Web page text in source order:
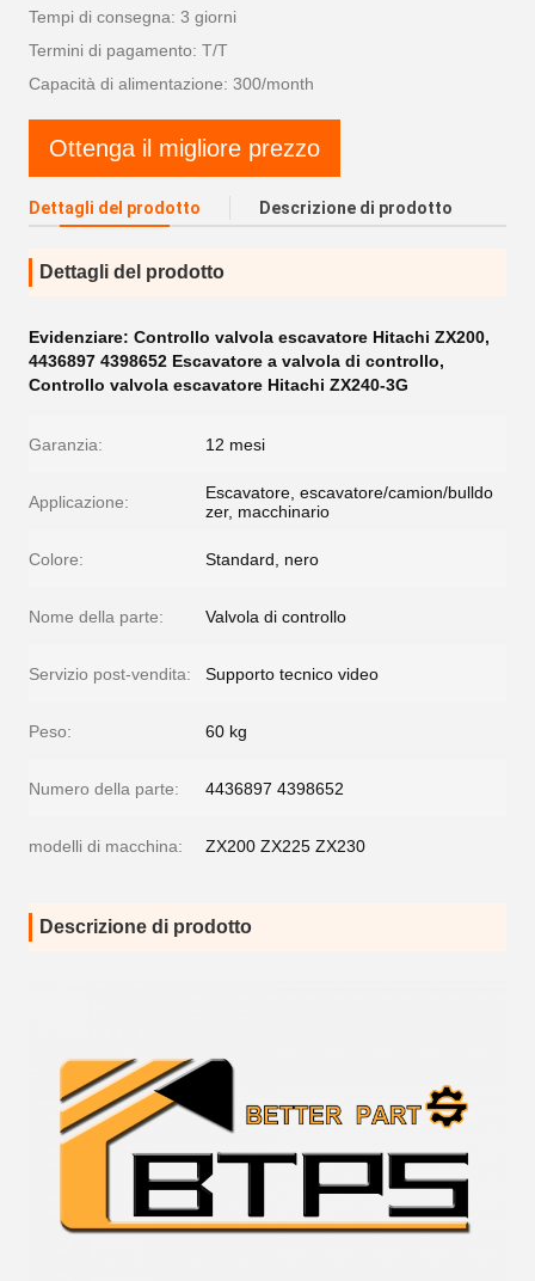
Tempi di consegna: 3 giorni
Termini di pagamento: T/T
Capacità di alimentazione: 300/month
Ottenga il migliore prezzo
Dettagli del prodotto Descrizione di prodotto
Dettagli del prodotto
Evidenziare: Controllo valvola escavatore Hitachi ZX200,
4436897 4398652 Escavatore a valvola di controllo,
Controllo valvola escavatore Hitachi ZX240-3G
Garanzia: 12 mesi
Applicazione:
Escavatore, escavatore/camion/bulldo
zer, macchinario
Colore: Standard, nero
Nome della parte: Valvola di controllo
Servizio post-vendita: Supporto tecnico video
Peso: 60 kg
Numero della parte: 4436897 4398652
modelli di macchina: ZX200 ZX225 ZX230
Descrizione di prodotto